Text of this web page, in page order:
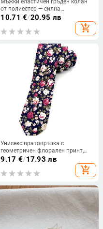
Мъжки еластичен гръден колан
от полиестер — силна
еластичност, без регулиране, за
възрастни мъже, марка Van Kaz,
персонализация налична
10.71 €/20.95 лв
add_shopping_cart
Унисекс вратовръзка с
геометричен флорален принт,
полиестер-сатен, пролет 2024
9.17 €/17.93 лв
add_shopping_cart